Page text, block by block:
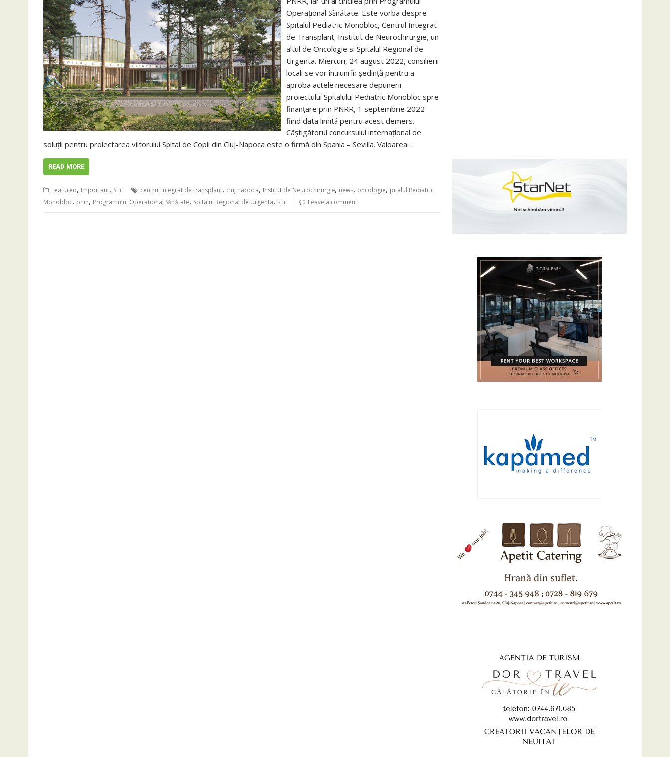
Operațional Sănătate. Este vorba despre
Spitalul Pediatric Monobloc, Centrul Integrat
de Transplant, Institut de Neurochirurgie, un
altul de Oncologie si Spitalul Regional de
Urgenta. Miercuri, 24 august 2022, consilierii
locali se vor întruni în ședință pentru a
aproba actele necesare depunerii
proiectului Spitalului Pediatric Monobloc spre
finanțare prin PNRR, 1 septembrie 2022
fiind data limită pentru acest demers.
Câștigătorul concursului internațional de
soluții pentru proiectarea viitorului Spital de Copii din Cluj-Napoca este o firmă din Spania – Sevilla. Valoarea…
READ MORE
Featured, Important, Stiri centrul integrat de transplant, cluj napoca, Institut de Neurochirurgie, news, oncologie, pitalul Pediatric
Monobloc, pnrr, Programului Operațional Sănătate, Spitalul Regional de Urgenta, stiri Leave a comment